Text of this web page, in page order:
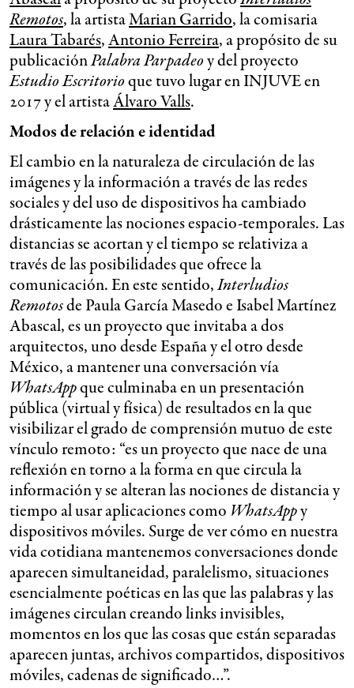
Remotos, la artistaMarian Garrido, la comisaria
Laura Tabarés,Antonio Ferreira, a propósito de su
publicaciónPalabra Parpadeoy del proyecto
Estudio Escritorioque tuvo lugar en INJUVE en
2017 y el artistaÁlvaro Valls.
Modos de relación e identidad
El cambio en la naturaleza de circulación de las
imágenes y la información a través de las redes
sociales y del uso de dispositivos ha cambiado
drásticamente las nociones espacio-temporales. Las
distancias se acortan y el tiempo se relativiza a
través de las posibilidades que ofrece la
comunicación. En este sentido,Interludios
Remotosde Paula García Masedo e Isabel Martínez
Abascal, es un proyecto que invitaba a dos
arquitectos, uno desde España y el otro desde
México, a mantener una conversación vía
WhatsAppque culminaba en un presentación
pública (virtual y física) de resultados en la que
visibilizar el grado de comprensión mutuo de este
vínculo remoto: “es un proyecto que nace de una
reflexión en torno a la forma en que circula la
información y se alteran las nociones de distancia y
tiempo al usar aplicaciones como WhatsAppy
dispositivos móviles. Surge de ver cómo en nuestra
vida cotidiana mantenemos conversaciones donde
aparecen simultaneidad, paralelismo, situaciones
esencialmente poéticas en las que las palabras y las
imágenes circulan creando links invisibles,
momentos en los que las cosas que están separadas
aparecen juntas, archivos compartidos, dispositivos
móviles, cadenas de significado…”.